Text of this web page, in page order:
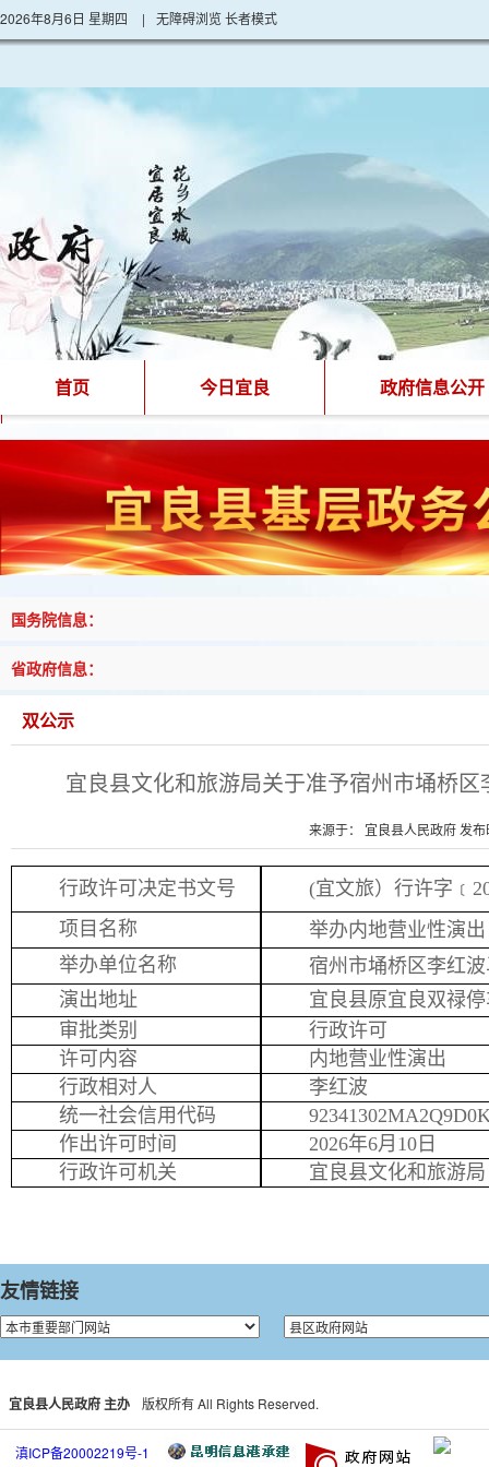
2026年8月6日 星期四 | 无障碍浏览长者模式
首页 今日宜良 政府信息公开
国务院信息：
省政府信息：
双公示
宜良县文化和旅游局关于准予宿州市埇桥
来源于： 宜良县人民政府 发
行政许可决定书文号
(宜文旅）行许字
项目名称
举办内地营业性演出
举办单位名称
宿州市埇桥区李红
演出地址
宜良县原宜良双禄
审批类别
行政许可
许可内容
内地营业性演出
行政相对人
李红波
统一社会信用代码
作出许可时间
2026年6月10日
行政许可机关
宜良县文化和旅游局
友情链接
宜良县人民政府 主办 版权所有 All Rights Reserved.
滇ICP备20002219号-1